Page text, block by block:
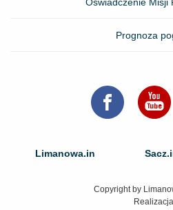
Prognoza
Limanowa.in
Copyright by